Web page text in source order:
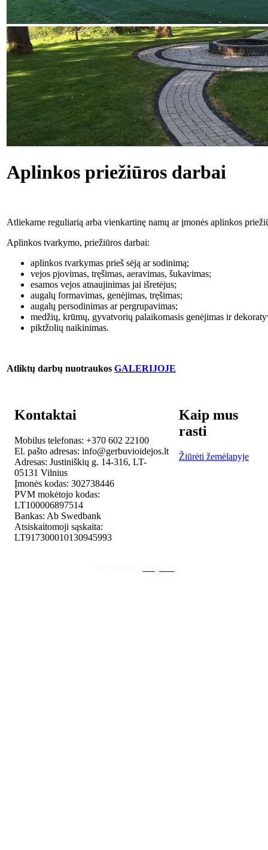
Aplinkos priežiūros darbai
Atliekame reguliarią arba vienkartinę namų ar įmonės aplinkos
Aplinkos tvarkymo, priežiūros darbai:
aplinkos tvarkymas prieš sėją ar sodinimą;
vejos pjovimas, tręšimas, aeravimas, šukavimas;
esamos vejos atnaujinimas jai išretėjus;
augalų formavimas, genėjimas, tręšimas;
augalų persodinimas ar pergrupavimas;
medžių, krūmų, gyvatvorių palaikomasis genėjimas ir
piktžolių naikinimas.
Atliktų darbų nuotraukos GALERIJOJE
Kontaktai
Mobilus telefonas: +370 602 22100
El. pašto adresas: info@gerbuvioidejos.lt
Adresas: Justiniškių g. 14-316, LT-
05131 Vilnius
Įmonės kodas: 302738446
PVM mokėtojo kodas:
LT100006897514
Bankas: Ab Swedbank
Atsiskaitomoji sąskaita:
LT917300010130945993
Kaip mus
rasti
Žiūrėti žemėlapyje